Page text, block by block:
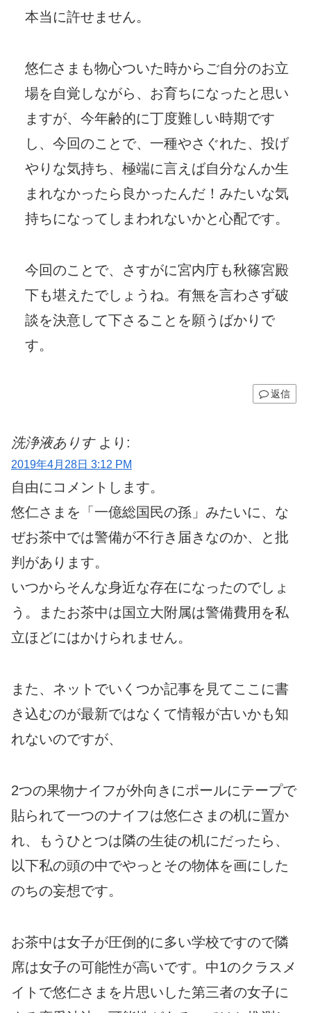
本当に許せません。
悠仁さまも物心ついた時からご自分のお立
場を自覚しながら、お育ちになったと思い
ますが、今年齢的に丁度難しい時期です
し、今回のことで、一種やさぐれた、投げ
やりな気持ち、極端に言えば自分なんか生
まれなかったら良かったんだ！みたいな気
持ちになってしまわれないかと心配です。
今回のことで、さすがに宮内庁も秋篠宮殿
下も堪えたでしょうね。有無を言わさず破
談を決意して下さることを願うばかりで
す。
返信
洗浄液ありす より:
2019年4月28日 3:12 PM
自由にコメントします。
悠仁さまを「一億総国民の孫」みたいに、な
ぜお茶中では警備が不行き届きなのか、と批
判があります。
いつからそんな身近な存在になったのでしょ
う。またお茶中は国立大附属は警備費用を私
立ほどにはかけられません。
また、ネットでいくつか記事を見てここに書
き込むのが最新ではなくて情報が古いかも知
れないのですが、
2つの果物ナイフが外向きにポールにテープで
貼られて一つのナイフは悠仁さまの机に置か
れ、もうひとつは隣の生徒の机にだったら、
以下私の頭の中でやっとその物体を画にした
のちの妄想です。
お茶中は女子が圧倒的に多い学校ですので隣
席は女子の可能性が高いです。中1のクラスメ
イトで悠仁さまを片思いした第三者の女子に